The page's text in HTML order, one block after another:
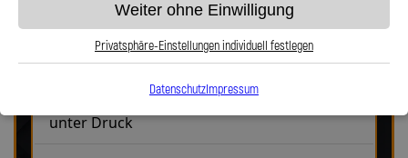
Robust &
langlebig
unter Druck
Weiter ohne Einwilligung
Privatsphäre-Einstellungen individuell festlegen
DatenschutzImpressum